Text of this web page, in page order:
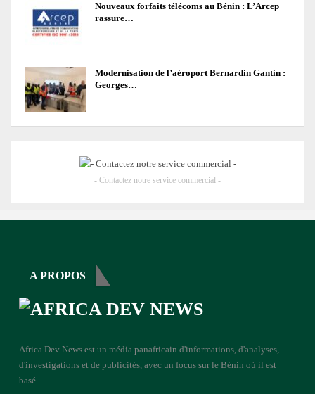
Nouveaux forfaits télécoms au Bénin : L’Arcep
rassure…
Modernisation de l’aéroport Bernardin Gantin :
Georges…
- Contactez notre service commercial -
A PROPOS
Africa Dev News est un média panafricain d'informations, d'analyses,
d'investigations et de publicités, avec un focus sur le Bénin où il est
basé.